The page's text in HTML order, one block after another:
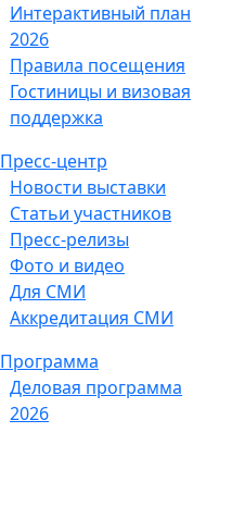
Интерактивный план
2026
Правила посещения
Гостиницы и визовая
поддержка
Пресс-центр
Новости выставки
Статьи участников
Пресс-релизы
Фото и видео
Для СМИ
Аккредитация СМИ
Программа
Деловая программа
2026